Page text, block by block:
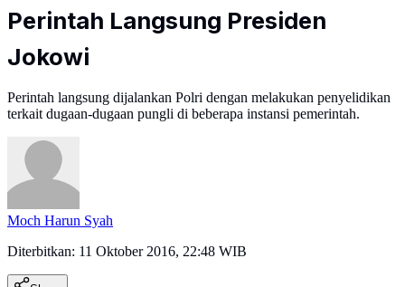
Perintah Langsung Presiden
Jokowi
Perintah langsung dijalankan Polri dengan melakukan penyelidikan
terkait dugaan-dugaan pungli di beberapa instansi pemerintah.
Moch Harun Syah
Diterbitkan: 11 Oktober 2016, 22:48 WIB